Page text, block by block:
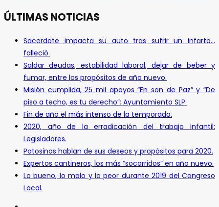
ÚLTIMAS NOTICIAS
Sacerdote impacta su auto tras sufrir un infarto…
falleció.
Saldar deudas, estabilidad laboral, dejar de beber y
fumar, entre los propósitos de año nuevo.
Misión cumplida, 25 mil apoyos “En son de Paz” y “De
piso a techo, es tu derecho”: Ayuntamiento SLP.
Fin de año el más intenso de la temporada.
2020, año de la erradicación del trabajo infantil:
Legisladores.
Potosinos hablan de sus deseos y propósitos para 2020.
Expertos cantineros, los más “socorridos” en año nuevo.
Lo bueno, lo malo y lo peor durante 2019 del Congreso
Local.